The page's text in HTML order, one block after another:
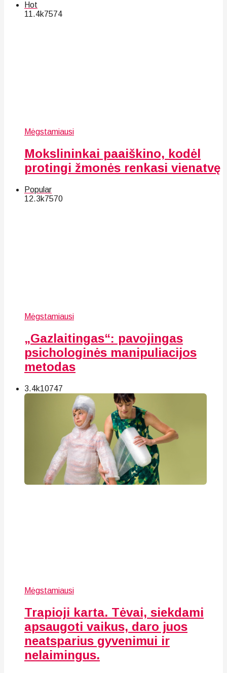
Hot
11.4k7574
Mėgstamiausi
Mokslininkai paaiškino, kodėl
protingi žmonės renkasi vienatvę
Popular
12.3k7570
Mėgstamiausi
„Gazlaitingas“: pavojingas
psichologinės manipuliacijos
metodas
3.4k10747
Mėgstamiausi
Trapioji karta. Tėvai, siekdami
apsaugoti vaikus, daro juos
neatsparius gyvenimui ir
nelaimingus.